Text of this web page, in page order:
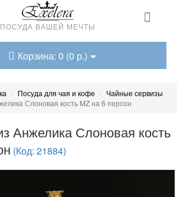
ПОСУДА ВАШЕЙ МЕЧТЫ
Корзина: 0 (0 р.)
Посуда для чая и кофе
Чайные сервизы
Слоновая кость MZ на 6 персон
Анжелика Слоновая кость
(Код: 21884)